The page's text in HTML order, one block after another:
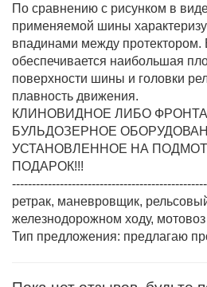
По сравнению с рисунком в
применяемой шины
впадинами между протектором.
обеспечивается наибольшая
поверхности шины и головки
плавность движения.
КЛИНОВИДНОЕ ЛИБО
БУЛЬДОЗЕРНОЕ
УСТАНОВЛЕННОЕ НА
ПОДАРОК!!!
ретрак, маневровщик,
железнодорожном ходу, мотовоз
Тип предложения: предлагаю